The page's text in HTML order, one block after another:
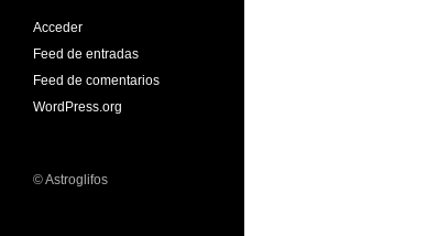
Acceder
Feed de entradas
Feed de comentarios
WordPress.org
© Astroglifos